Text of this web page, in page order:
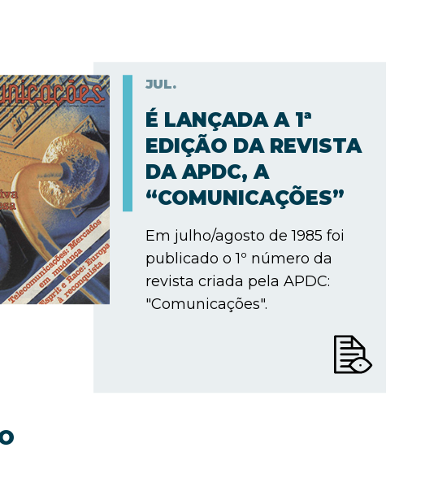
JUL.
É LANÇADA A 1ª
EDIÇÃO DA REVISTA
DA APDC, A
“COMUNICAÇÕES”
Em julho/agosto de 1985 foi
publicado o 1º número da
revista criada pela APDC:
"Comunicações".